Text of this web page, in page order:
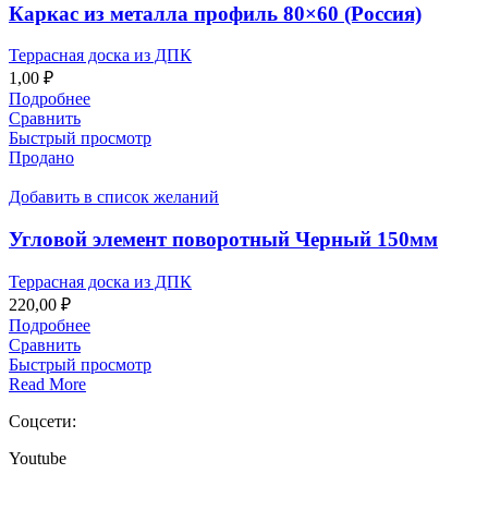
Каркас из металла профиль 80×60 (Россия)
Террасная доска из ДПК
1,00 ₽
Подробнее
Сравнить
Быстрый просмотр
Продано
Добавить в список желаний
Угловой элемент поворотный Черный 150мм
Террасная доска из ДПК
220,00 ₽
Подробнее
Сравнить
Быстрый просмотр
Read More
Соцсети:
Youtube